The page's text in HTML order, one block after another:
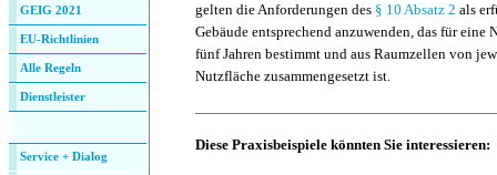
GEIG 2021
EU-Richtlinien
Alle Regeln
Dienstleister
Service + Dialog
gelten die Anforderungen des § 10 Absatz 2 als
Gebäude entsprechend anzuwenden, das für eine
fünf Jahren bestimmt und aus Raumzellen von
Nutzfläche zusammengesetzt ist.
Diese Praxisbeispiele könnten Sie interessieren: